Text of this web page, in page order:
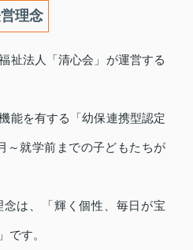
理念
祉法人「清心会」が運営する
能を有する「幼保連携型認定
～就学前までの子どもたちが
は、「輝く個性、毎日が宝
です。